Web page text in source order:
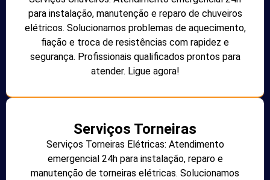
para instalação, manutenção e reparo de chuveiros
elétricos. Solucionamos problemas de aquecimento,
fiação e troca de resistências com rapidez e
segurança. Profissionais qualificados prontos para
atender. Ligue agora!
Serviços Torneiras
Serviços Torneiras Elétricas: Atendimento
emergencial 24h para instalação, reparo e
manutenção de torneiras elétricas. Solucionamos